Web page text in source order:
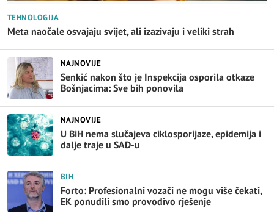
TEHNOLOGIJA
Meta naočale osvajaju svijet, ali izazivaju i veliki strah
NAJNOVIJE
Senkić nakon što je Inspekcija osporila otkaze
Bošnjacima: Sve bih ponovila
NAJNOVIJE
U BiH nema slučajeva ciklosporijaze, epidemija i
dalje traje u SAD-u
BIH
Forto: Profesionalni vozači ne mogu više čekati,
EK ponudili smo provodivo rješenje